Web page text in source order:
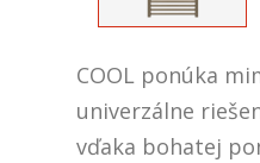
COOL ponúka
univerzálne
vďaka bohatej